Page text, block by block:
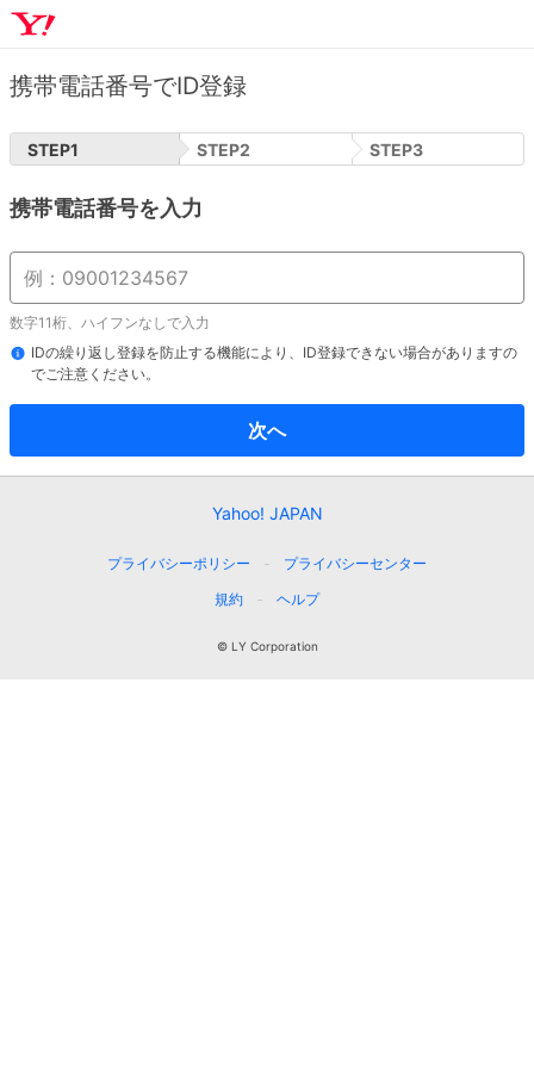
携帯電話番号でID登録
STEP1 STEP2 STEP3
携帯電話番号を入力
数字11桁、ハイフンなしで入力
IDの繰り返し登録を防止する機能により、ID登録できない場合がありますの
でご注意ください。
次へ
Yahoo! JAPAN
プライバシーポリシー
プライバシーセンター
規約
ヘルプ
© LY Corporation